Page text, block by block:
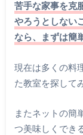
苦手な家事を克
やろうとしない
なら、まずは簡
現在は多くの料
た教室を探して
またネットの簡
つ美味しくでき